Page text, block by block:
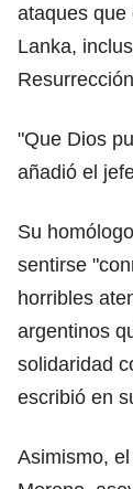
ataques que
Lanka,
"Que Dios
añadió el
Su
sentirse
horribles
argentinos
solidaridad
escribió en
Asimismo,